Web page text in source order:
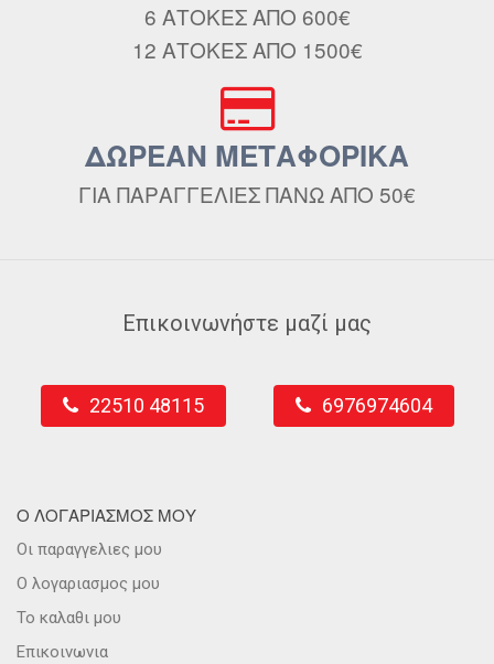
6 ΑΤΟΚΕΣ ΑΠΟ 600€
12 ΑΤΟΚΕΣ ΑΠΟ 1500€
ΔΩΡΕΑΝ ΜΕΤΑΦΟΡΙΚΑ
ΓΙΑ ΠΑΡΑΓΓΕΛΙΕΣ ΠΑΝΩ ΑΠΟ 50€
Επικοινωνήστε μαζί μας
22510 48115 6976974604
Ο ΛΟΓΑΡΙΑΣΜΟΣ ΜΟΥ
Οι παραγγελιες μου
Ο λογαριασμος μου
Το καλαθι μου
Επικοινωνια